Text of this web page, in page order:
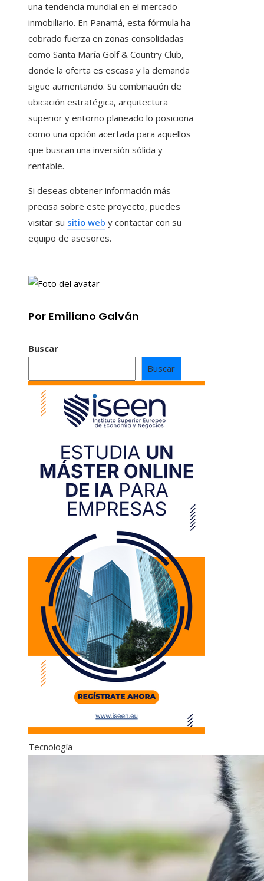
una tendencia mundial en el mercado
inmobiliario. En Panamá, esta fórmula ha
cobrado fuerza en zonas consolidadas
como Santa María Golf & Country Club,
donde la oferta es escasa y la demanda
sigue aumentando. Su combinación de
ubicación estratégica, arquitectura
superior y entorno planeado lo posiciona
como una opción acertada para aquellos
que buscan una inversión sólida y
rentable.
Si deseas obtener información más
precisa sobre este proyecto, puedes
visitar su sitio web y contactar con su
equipo de asesores.
Por Emiliano Galván
Buscar
Buscar
Tecnología